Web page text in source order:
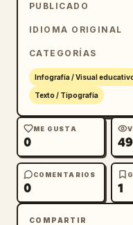
PUBLICADO
IDIOMA ORIGINAL
CATEGORÍAS
Infografía / Visual
Texto / Tipografía
ME GUSTA
0 49
COMENTARIOS
0 1
COMPARTIR